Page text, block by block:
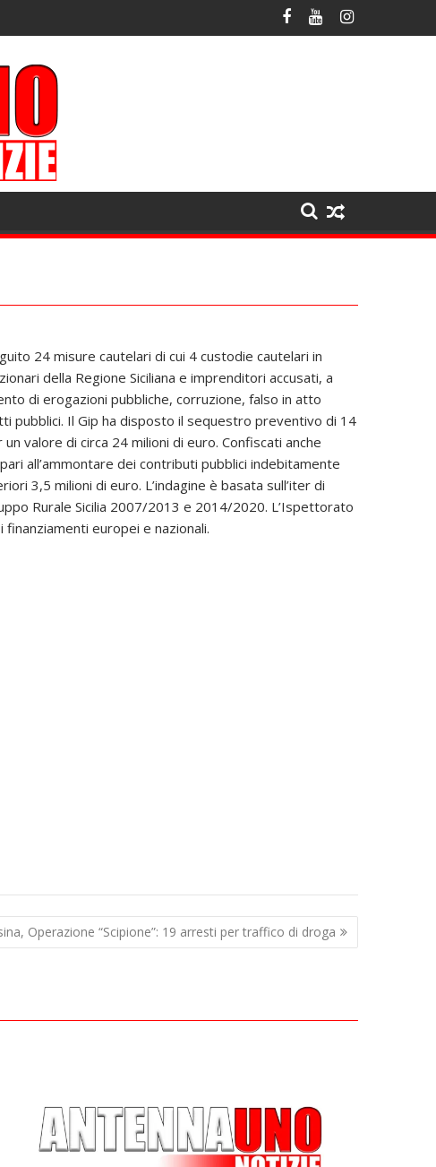
24 misure cautelari di cui 4 custodie cautelari in
della Regione Siciliana e imprenditori accusati, a
di erogazioni pubbliche, corruzione, falso in atto
pubblici. Il Gip ha disposto il sequestro preventivo di 14
valore di circa 24 milioni di euro. Confiscati anche
all’ammontare dei contributi pubblici indebitamente
3,5 milioni di euro. L’indagine è basata sull’iter di
Rurale Sicilia 2007/2013 e 2014/2020. L’Ispettorato
europei e nazionali.
Operazione “Scipione”: 19 arresti per traffico di droga